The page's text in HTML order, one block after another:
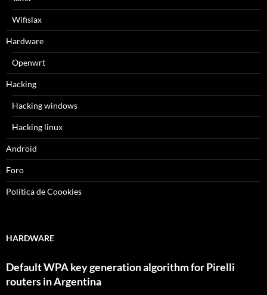
Wifislax
Hardware
Openwrt
Hacking
Hacking windows
Hacking linux
Android
Foro
Política de Coookies
HARDWARE
Default WPA key generation algorithm for Pirelli
routers in Argentina